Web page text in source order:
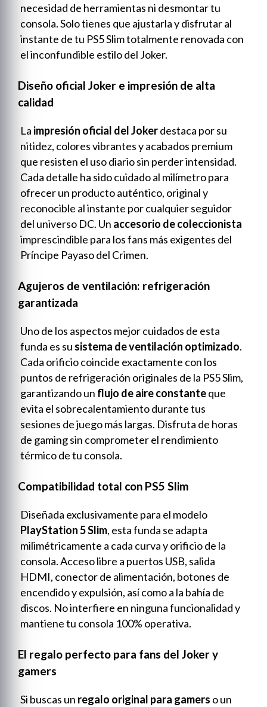
necesidad de herramientas ni desmontar tu
consola. Solo tienes que ajustarla y disfrutar al
instante de tu PS5 Slim totalmente renovada con
el inconfundible estilo del Joker.
Diseño oficial Joker e impresión de alta
calidad
La impresión oficial del Jokerdestaca por su
nitidez, colores vibrantes y acabados premium
que resisten el uso diario sin perder intensidad.
Cada detalle ha sido cuidado al milímetro para
ofrecer un producto auténtico, original y
reconocible al instante por cualquier seguidor
del universo DC. Un accesorio de coleccionista
imprescindible para los fans más exigentes del
Príncipe Payaso del Crimen.
Agujeros de ventilación: refrigeración
garantizada
Uno de los aspectos mejor cuidados de esta
funda es su sistema de ventilación optimizado.
Cada orificio coincide exactamente con los
puntos de refrigeración originales de la PS5 Slim,
garantizando un flujo de aire constanteque
evita el sobrecalentamiento durante tus
sesiones de juego más largas. Disfruta de horas
de gaming sin comprometer el rendimiento
térmico de tu consola.
Compatibilidad total con PS5 Slim
Diseñada exclusivamente para el modelo
PlayStation 5 Slim, esta funda se adapta
milimétricamente a cada curva y orificio de la
consola. Acceso libre a puertos USB, salida
HDMI, conector de alimentación, botones de
encendido y expulsión, así como a la bahía de
discos. No interfiere en ninguna funcionalidad y
mantiene tu consola 100% operativa.
El regalo perfecto para fans del Joker y
gamers
Si buscas un regalo original para gamers o un